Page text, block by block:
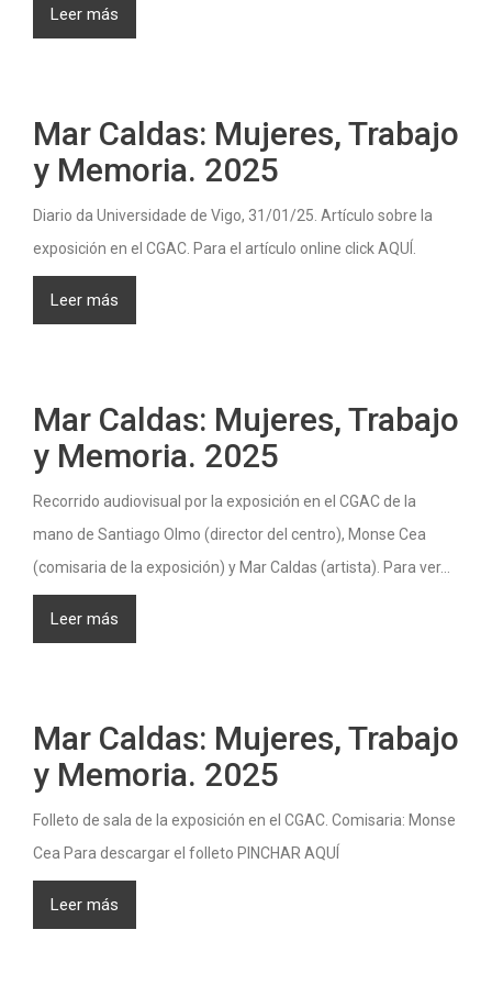
Leer más
Mar Caldas: Mujeres, Trabajo
y Memoria. 2025
Diario da Universidade de Vigo, 31/01/25. Artículo sobre la
exposición en el CGAC. Para el artículo online click AQUÍ.
Leer más
Mar Caldas: Mujeres, Trabajo
y Memoria. 2025
Recorrido audiovisual por la exposición en el CGAC de la
mano de Santiago Olmo (director del centro), Monse Cea
(comisaria de la exposición) y Mar Caldas (artista). Para ver...
Leer más
Mar Caldas: Mujeres, Trabajo
y Memoria. 2025
Folleto de sala de la exposición en el CGAC. Comisaria: Monse
Cea Para descargar el folleto PINCHAR AQUÍ
Leer más